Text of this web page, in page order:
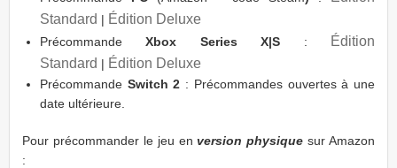
Standard | Édition Deluxe
PrécommandeXbox Series X|S :
Édition
Standard | Édition Deluxe
Précommande Switch 2 : Précommandes ouvertes à une
date ultérieure.
Pour précommander le jeu enversion physique sur Amazon
: